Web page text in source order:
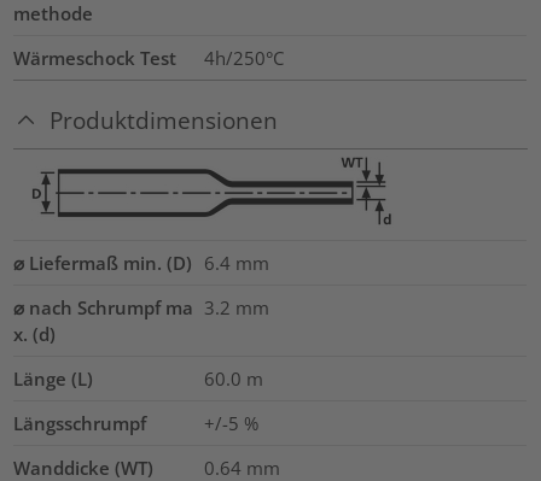
methode
Wärmeschock Test
4h/250°C
Produktdimensionen
⌀ Liefermaß min. (D) 6.4 mm
⌀ nach Schrumpf ma
x. (d)
3.2 mm
Länge (L) 60.0 m
Längsschrumpf
+/-5 %
Wanddicke (WT)
0.64 mm